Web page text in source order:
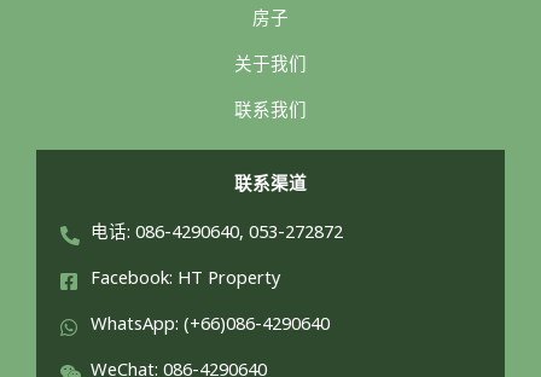
房子
关于我们
联系我们
联系渠道
电话: 086-4290640, 053-272872
Facebook: HT Property
WhatsApp: (+66)086-4290640
WeChat: 086-4290640